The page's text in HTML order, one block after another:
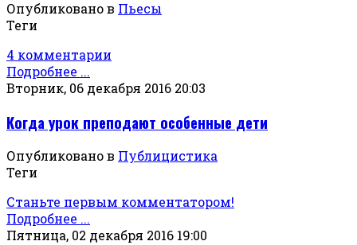
Опубликовано в Пьесы
Теги
4 комментарии
Подробнее ...
Вторник, 06 декабря 2016 20:03
Когда урок преподают особенные дети
Опубликовано в Публицистика
Теги
Станьте первым комментатором!
Подробнее ...
Пятница, 02 декабря 2016 19:00